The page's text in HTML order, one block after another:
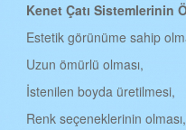
MALATYA KENET ÇATI
MANİSA KENET ÇATI
KAHRAMANMARAŞ
Kenet Çatı Sistemlerinin
Estetik görünüme sahip
Uzun ömürlü olması,
İstenilen boyda üretilmesi,
Renk seçeneklerinin olması,